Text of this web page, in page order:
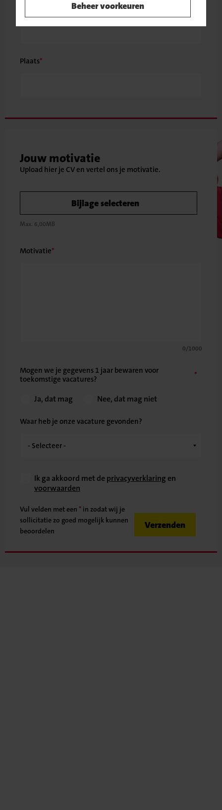
Beheer voorkeuren
Plaats
Jouw motivatie
Bijlage selecteren
Max. 6,00MB
Motivatie
0/1000
Mogen we je gegevens 1 jaar bewaren voor
toekomstige vacatures?
Ja, dat mag Nee, dat mag niet
Waar heb je onze vacature gevonden?
Ik ga akkoord met deprivacyverklaring en
voorwaarden
Vul velden met een * in zodat wij je
sollicitatie zo goed mogelijk kunnen
beoordelen
Verzenden